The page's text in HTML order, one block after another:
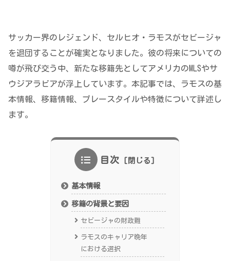
サッカー界のレジェンド、セルヒオ・ラモスがセビージャ
を退団することが確実となりました。彼の将来についての
噂が飛び交う中、新たな移籍先としてアメリカのMLSやサ
ウジアラビアが浮上しています。本記事では、ラモスの基
本情報、移籍情報、プレースタイルや特徴について詳述し
ます。
目次
基本情報
移籍の背景と要因
セビージャの財政難
ラモスのキャリア晩年
における選択